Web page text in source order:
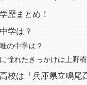
歴まとめ！
学は？
の中学は？
憧れたきっかけは上野樹
校は「兵庫県立鳴尾